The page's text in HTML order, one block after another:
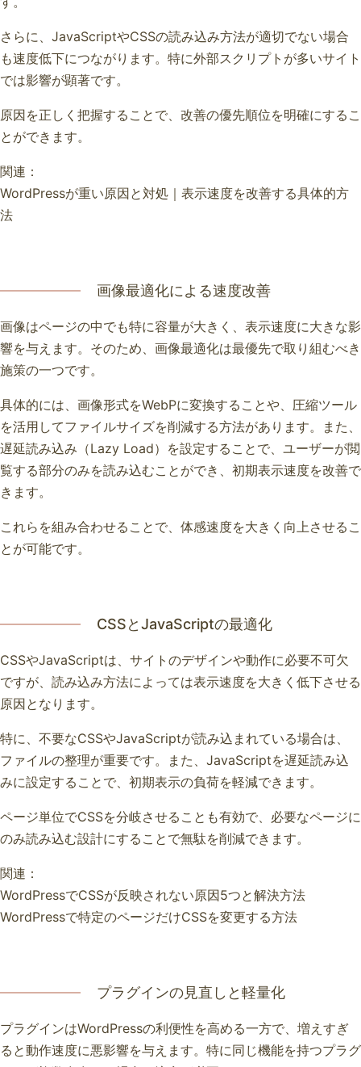
さらに、JavaScriptやCSSの読み込み方法が適切でない場合
も速度低下につながります。特に外部スクリプトが多いサイト
では影響が顕著です。
原因を正しく把握することで、改善の優先順位を明確にするこ
とができます。
関連：
WordPressが重い原因と対処｜表示速度を改善する具体的方
法
画像最適化による速度改善
画像はページの中でも特に容量が大きく、表示速度に大きな影
響を与えます。そのため、画像最適化は最優先で取り組むべき
施策の一つです。
具体的には、画像形式をWebPに変換することや、圧縮ツール
を活用してファイルサイズを削減する方法があります。また、
遅延読み込み（Lazy Load）を設定することで、ユーザーが閲
覧する部分のみを読み込むことができ、初期表示速度を改善で
きます。
これらを組み合わせることで、体感速度を大きく向上させるこ
とが可能です。
CSSとJavaScriptの最適化
CSSやJavaScriptは、サイトのデザインや動作に必要不可欠
ですが、読み込み方法によっては表示速度を大きく低下させる
原因となります。
特に、不要なCSSやJavaScriptが読み込まれている場合は、
ファイルの整理が重要です。また、JavaScriptを遅延読み込
みに設定することで、初期表示の負荷を軽減できます。
ページ単位でCSSを分岐させることも有効で、必要なページに
のみ読み込む設計にすることで無駄を削減できます。
関連：
WordPressでCSSが反映されない原因5つと解決方法
WordPressで特定のページだけCSSを変更する方法
プラグインの見直しと軽量化
プラグインはWordPressの利便性を高める一方で、増えすぎ
ると動作速度に悪影響を与えます。特に同じ機能を持つプラグ